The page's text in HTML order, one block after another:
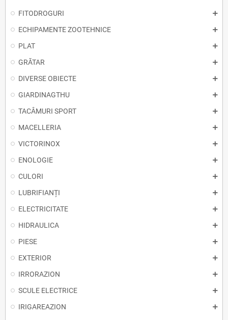
FITODROGURI
ECHIPAMENTE ZOOTEHNICE
PLAT
GRĂTAR
DIVERSE OBIECTE
GIARDINAGTHU
TACÂMURI SPORT
MACELLERIA
VICTORINOX
ENOLOGIE
CULORI
LUBRIFIANȚI
ELECTRICITATE
HIDRAULICA
PIESE
EXTERIOR
IRRORAZION
SCULE ELECTRICE
IRIGAREAZION